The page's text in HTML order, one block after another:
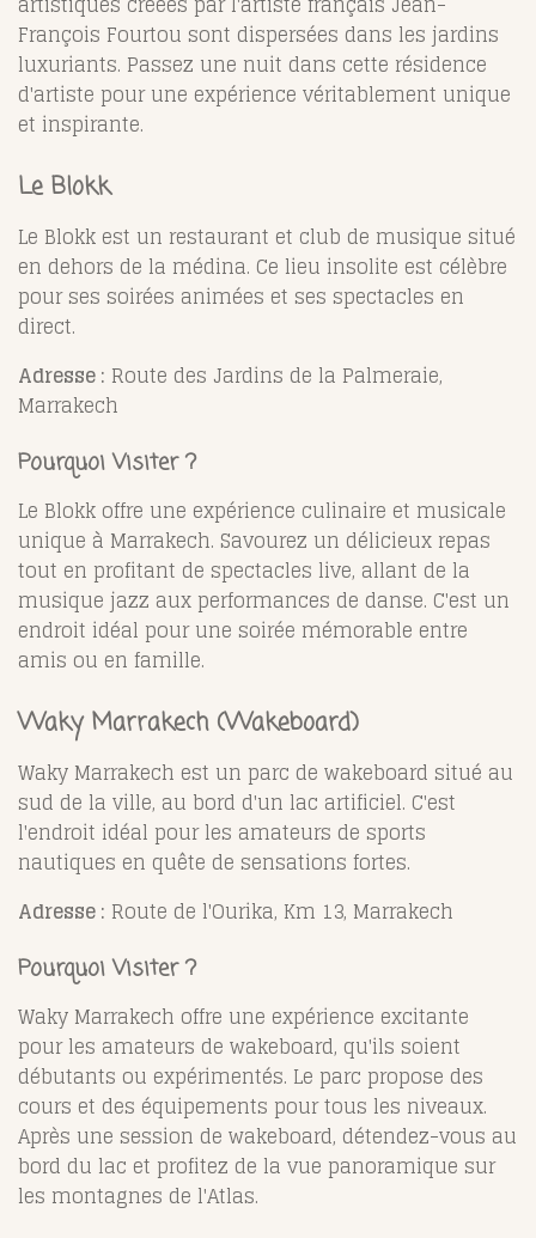
François Fourtou sont dispersées dans les jardins
luxuriants. Passez une nuit dans cette résidence
d'artiste pour une expérience véritablement unique
et inspirante.
Le Blokk
Le Blokk est un restaurant et club de musique situé
en dehors de la médina. Ce lieu insolite est célèbre
pour ses soirées animées et ses spectacles en
direct.
Adresse : Route des Jardins de la Palmeraie,
Marrakech
Pourquoi Visiter ?
Le Blokk offre une expérience culinaire et musicale
unique à Marrakech. Savourez un délicieux repas
tout en profitant de spectacles live, allant de la
musique jazz aux performances de danse. C'est un
endroit idéal pour une soirée mémorable entre
amis ou en famille.
Waky Marrakech (Wakeboard)
Waky Marrakech est un parc de wakeboard situé au
sud de la ville, au bord d'un lac artificiel. C'est
l'endroit idéal pour les amateurs de sports
nautiques en quête de sensations fortes.
Adresse : Route de l'Ourika, Km 13, Marrakech
Pourquoi Visiter ?
Waky Marrakech offre une expérience excitante
pour les amateurs de wakeboard, qu'ils soient
débutants ou expérimentés. Le parc propose des
cours et des équipements pour tous les niveaux.
Après une session de wakeboard, détendez-vous au
bord du lac et profitez de la vue panoramique sur
les montagnes de l'Atlas.